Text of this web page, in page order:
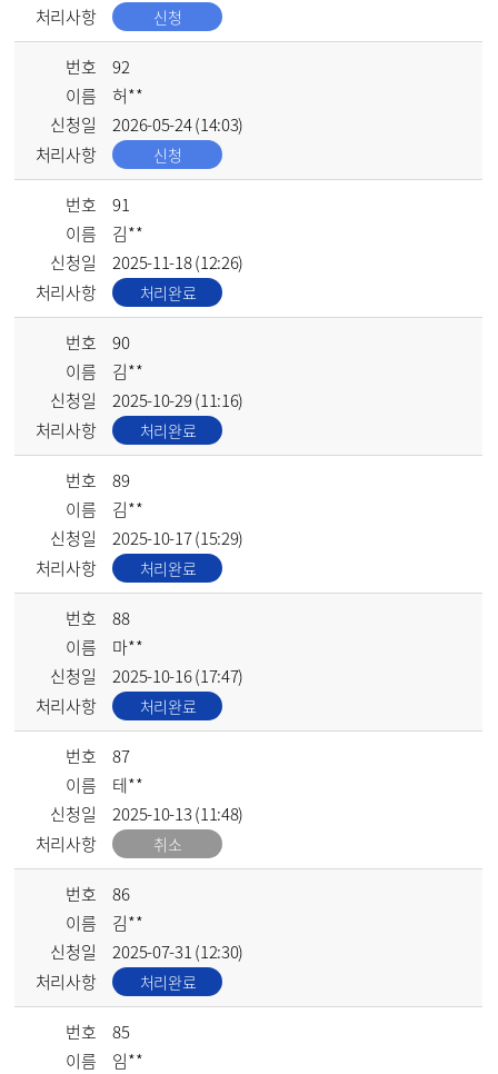
처리사항
신청
번호
92
이름
허**
신청일
2026-05-24 (14:03)
처리사항
신청
번호
91
이름
김**
신청일
2025-11-18 (12:26)
처리사항
처리완료
번호
90
이름
김**
신청일
2025-10-29 (11:16)
처리사항
처리완료
번호
89
이름
김**
신청일
2025-10-17 (15:29)
처리사항
처리완료
번호
88
이름
마**
신청일
2025-10-16 (17:47)
처리사항
처리완료
번호
87
이름
테**
신청일
2025-10-13 (11:48)
처리사항
취소
번호
86
이름
김**
신청일
2025-07-31 (12:30)
처리사항
처리완료
번호
85
이름
임**